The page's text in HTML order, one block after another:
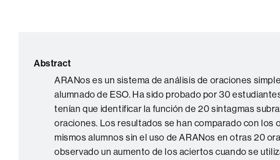
Abstract
ARANos es un sistema de análisis de oraciones
alumnado de ESO. Ha sido probado por 30
tenían que identificar la función de 20 sintagmas
oraciones. Los resultados se han comparado con los
mismos alumnos sin el uso de ARANos en otras 20
observado un aumento de los aciertos cuando se